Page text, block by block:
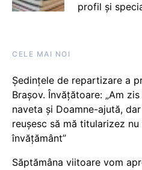
profil și
CELE MAI NOI
Ședințele de repartizare a
Brașov. Învățătoare: „Am
naveta și Doamne-ajută,
reușesc să mă titularizez
învățământ”
Săptămâna viitoare vom